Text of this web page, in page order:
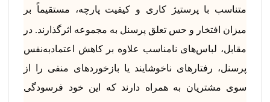
متناسب با پرستیژ کاری و کیفیت پارچه، مستقیماً بر
میزان افتخار و حس تعلق پرسنل به مجموعه اثرگذارند. در
مقابل، لباس‌های نامناسب علاوه بر کاهش اعتمادبه‌نفس
پرسنل، رفتارهای ناخوشایند یا بازخوردهای منفی را از
سوی مشتریان به همراه دارند که این خود فرسودگی